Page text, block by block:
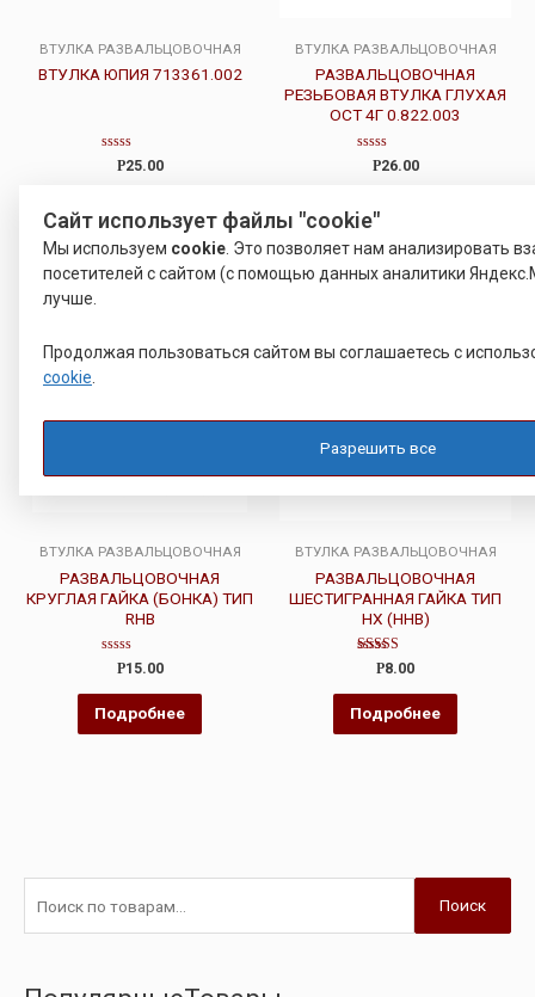
ВТУЛКА РАЗВАЛЬЦОВОЧНАЯ
ВТУЛКА ЮПИЯ 713361.002
Оценка
Р25.00
ВТУЛКА РАЗВАЛЬЦОВОЧНАЯ
РАЗВАЛЬЦОВОЧНАЯ
РЕЗЬБОВАЯ ВТУЛКА ГЛУХАЯ
ОСТ 4Г 0.822.003
Оценка
Р26.00
Подробнее
ВТУЛКА РАЗВАЛЬЦОВОЧНАЯ
РАЗВАЛЬЦОВОЧНАЯ
КРУГЛАЯ ГАЙКА (БОНКА) ТИП
RHB
Оценка
из
5
Р15.00
Подробнее
ВТУЛКА РАЗВАЛЬЦОВОЧНАЯ
РАЗВАЛЬЦОВОЧНАЯ
ШЕСТИГРАННАЯ ГАЙКА ТИП
HX (HHB)
Оценка
4.50
из 5
Р8.00
Подробнее
Поиск
Сайт использует файлы "cookie"
Мы используем cookie . Это позволяет нам анализировать
посетителей с сайтом (с помощью данных аналитики
лучше.
Продолжая пользоваться сайтом вы соглашаетесь с
cookie
Разрешить все